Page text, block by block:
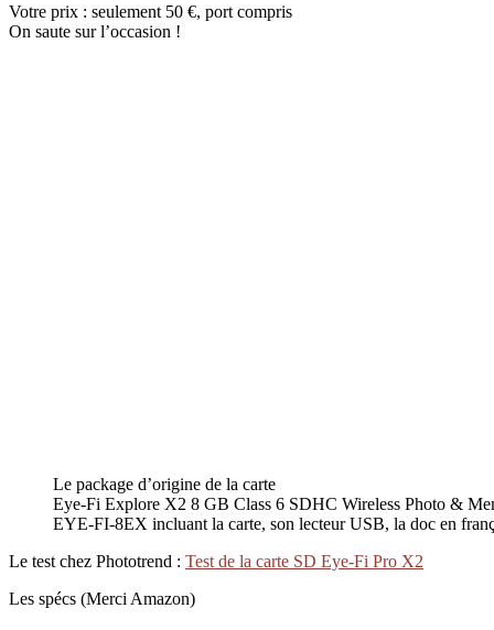
Votre prix : seulement 50 €, port compris
On saute sur l’occasion !
Le package d’origine de la carte
Eye-Fi Explore X2 8 GB Class 6 SDHC Wireless Photo &
EYE-FI-8EX incluant la carte, son lecteur USB, la doc en
Le test chez Phototrend : Test de la carte SD Eye-Fi Pro X2
Les spécs (Merci Amazon)